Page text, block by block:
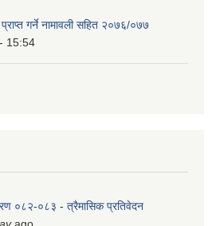
गर्ने नामावली सहित २०७६/०७७
15:54
०८२-०८३ - त्रैमासिक प्रतिवेदन